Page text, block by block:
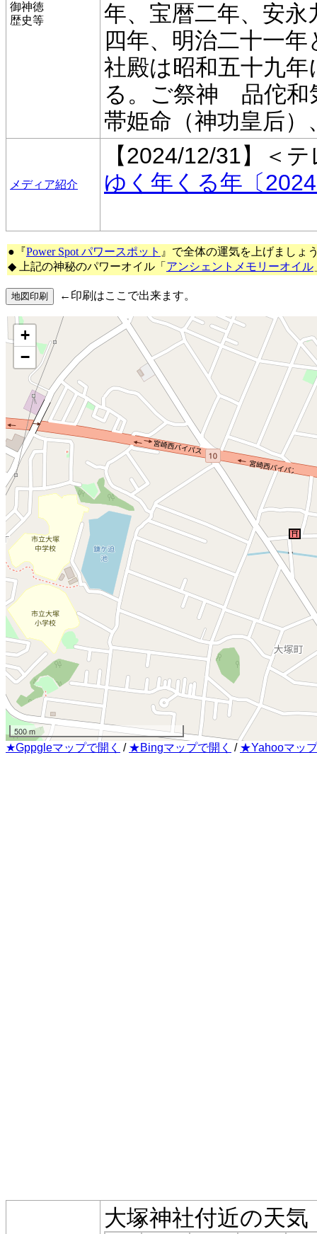
御神徳
歴史等
年、宝暦二年、安
四年、明治二十一
社殿は昭和五十九
る。ご祭神 品佗和
帯姫命（神功皇后）
メディア紹介
【2024/12/31】＜
ゆく年くる年〔
●『Power Spot パワースポット 』で全体の運気を上げましょ
◆ 上記の神秘のパワーオイル「 アンシェントメモリーオイル
←印刷はここで出来ます。
+
−
500 m
★Gppgleマップで開く / ★Bingマップで開く / ★Yahooマッ
大塚神社付近の天気